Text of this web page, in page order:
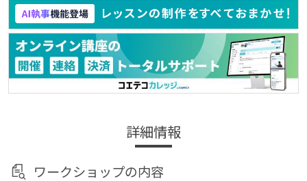
詳細情報
ワークショップの内容